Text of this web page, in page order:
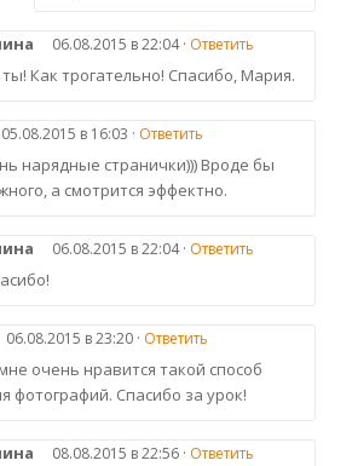
06.08.2015 в 22:04 · Ответить
Как трогательно! Спасибо, Мария.
05.08.2015 в 16:03 · Ответить
нарядные странички))) Вроде бы
а смотрится эффектно.
06.08.2015 в 22:04 · Ответить
06.08.2015 в 23:20 · Ответить
очень нравится такой способ
фотографий. Спасибо за урок!
08.08.2015 в 22:56 · Ответить